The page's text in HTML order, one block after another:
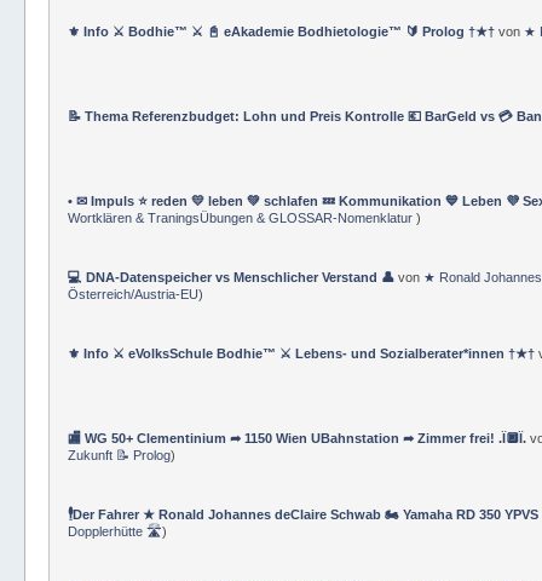
⚜ Info ⚔ Bodhie™ ⚔ 📓 eAkademie Bodhietologie™ 🔰 Prolog †★†von ★
📝 Thema Referenzbudget: Lohn und Preis Kontrolle 💶 BarGeld vs 💳
• ✉ Impuls ⭐️ reden 💛 leben 💚 schlafen 💤 Kommunikation 💙 Leben 💜
Wortklären & TraningsÜbungen & GLOSSAR-Nomenklatur)
💻 DNA-Datenspeicher vs Menschlicher Verstand 👤 von ★ Ronald
Österreich/Austria-EU)
⚜ Info ⚔ eVolksSchule Bodhie™ ⚔ Lebens- und Sozialberater*innen †★†
🏬 WG 50+ Clementinium ➦ 1150 Wien UBahnstation ➦ Zimmer frei! .Ï🔲Ï.
Zukunft 📝 Prolog)
🕴Der Fahrer ★ Ronald Johannes deClaire Schwab 🏍️ Yamaha RD 350
Dopplerhütte 🛣)